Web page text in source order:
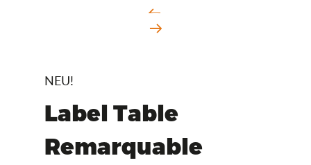
NEU!
Label Table
Remarquable